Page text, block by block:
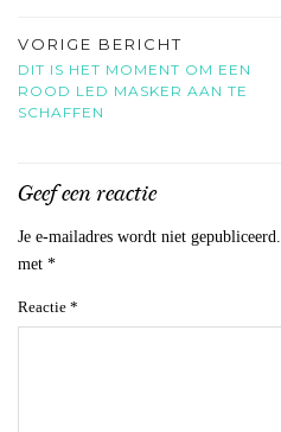
VORIGE BERICHT
DIT IS HET MOMENT OM EEN
ROOD LED MASKER AAN TE
SCHAFFEN
Geef een reactie
Je e-mailadres wordt niet gepubliceerd.
met *
Reactie *